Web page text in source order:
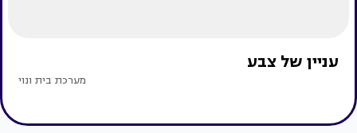
עניין של צבע
מערכת בית ונוי